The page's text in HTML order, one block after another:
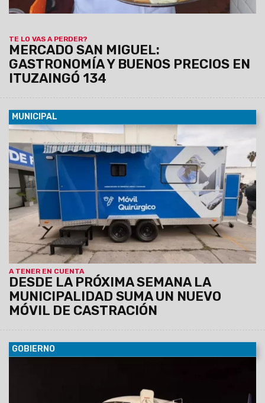
TE LO VAS A PERDER?
MERCADO SAN MIGUEL:
GASTRONOMÍA Y BUENOS PRECIOS EN
ITUZAINGÓ 134
MUNICIPAL
A TENER EN CUENTA
DESDE LA PRÓXIMA SEMANA LA
MUNICIPALIDAD SUMA UN NUEVO
MÓVIL DE CASTRACIÓN
08/08/2026 La unidad, equipada con dos camillas, será
instalada de manera fija del lunes 10 al viernes 14 de agosto
en el SUM del barrio Sanidad, donde atenderá de 8.30 a 13 hs.
Los turnos se entregarán previamente vía Whatsapp
comunicándose al: 3872102659 y 3874861402
GOBIERNO
al norte argentino con más de 85 destinos del continente.